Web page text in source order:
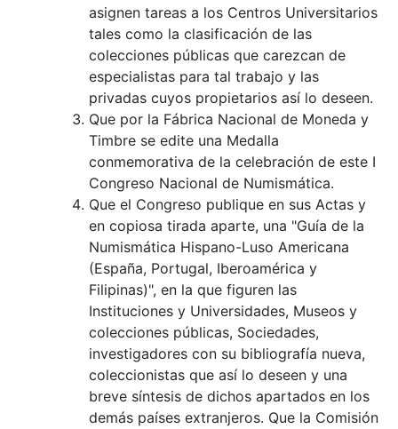
asignen tareas a los Centros Universitarios
tales como la clasificación de las
colecciones públicas que carezcan de
especialistas para tal trabajo y las
privadas cuyos propietarios así lo deseen.
Que por la Fábrica Nacional de Moneda y
Timbre se edite una Medalla
conmemorativa de la celebración de este I
Congreso Nacional de Numismática.
Que el Congreso publique en sus Actas y
en copiosa tirada aparte, una "Guía de la
Numismática Hispano-Luso Americana
(España, Portugal, Iberoamérica y
Filipinas)", en la que figuren las
Instituciones y Universidades, Museos y
colecciones públicas, Sociedades,
investigadores con su bibliografía nueva,
coleccionistas que así lo deseen y una
breve síntesis de dichos apartados en los
demás países extranjeros. Que la Comisión